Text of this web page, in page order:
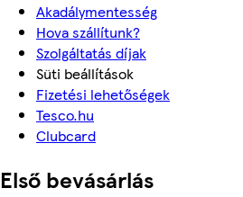
Akadálymentesség
Hova szállítunk?
Szolgáltatás díjak
Süti beállítások
Fizetési lehetőségek
Tesco.hu
Clubcard
Első bevásárlás